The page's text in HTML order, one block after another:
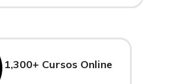
1,300+ Cursos Online